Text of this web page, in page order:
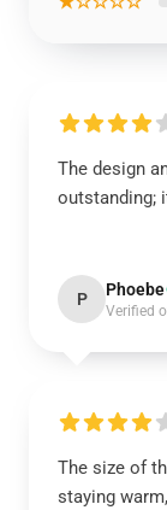
The design
outstanding;
P Phoebe
Verified
The size of
staying